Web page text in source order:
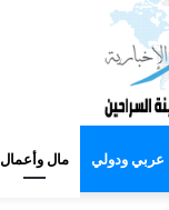
عربي ودولي مال وأعمال